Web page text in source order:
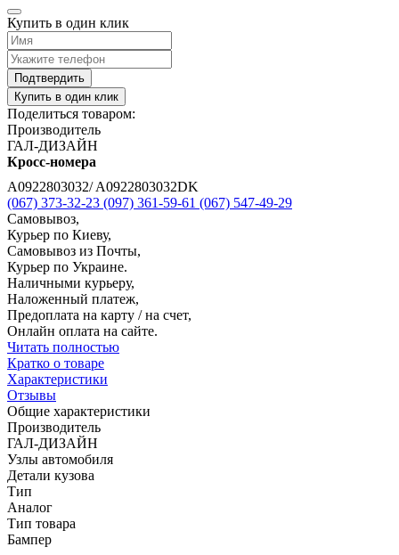
Купить в один клик
Подтвердить
Купить в один клик
Поделиться товаром:
Производитель
ГАЛ-ДИЗАЙН
Кросс-номера
A0922803032/ A0922803032DK
(067) 373-32-23 (097) 361-59-61 (067) 547-49-29
Самовывоз,
Курьер по Киеву,
Самовывоз из Почты,
Курьер по Украине.
Наличными курьеру,
Наложенный платеж,
Предоплата на карту / на счет,
Онлайн оплата на сайте.
Читать полностью
Кратко о товаре
Характеристики
Отзывы
Общие характеристики
Производитель
ГАЛ-ДИЗАЙН
Узлы автомобиля
Детали кузова
Тип
Аналог
Тип товара
Бампер